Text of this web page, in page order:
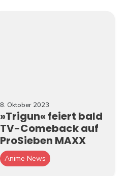
8. Oktober 2023
»Trigun« feiert bald
TV-Comeback auf
ProSieben MAXX
Anime News